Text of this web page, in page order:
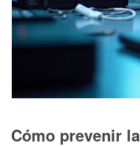
Cómo prevenir